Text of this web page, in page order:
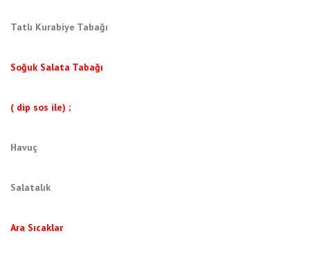
Tatlı Kurabiye Tabağı
Soğuk Salata Tabağı
( dip sos ile) ;
Havuç
Salatalık
Ara Sıcaklar